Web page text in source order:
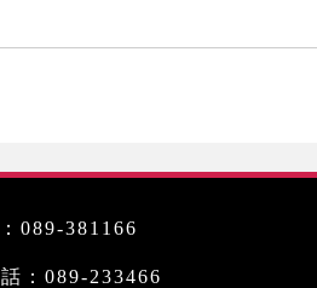
089-381166
：089-233466